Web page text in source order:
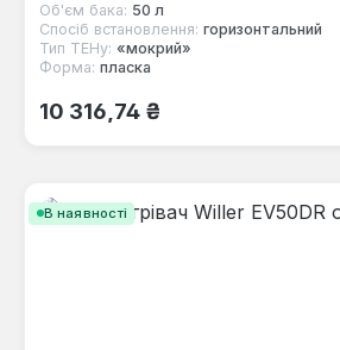
Об'єм бака: 50 л
Спосіб встановлення: горизонтальний
Тип ТЕНу: «мокрий»
Форма: пласка
Звичайна ціна:
10 316,74 ₴
В наявності